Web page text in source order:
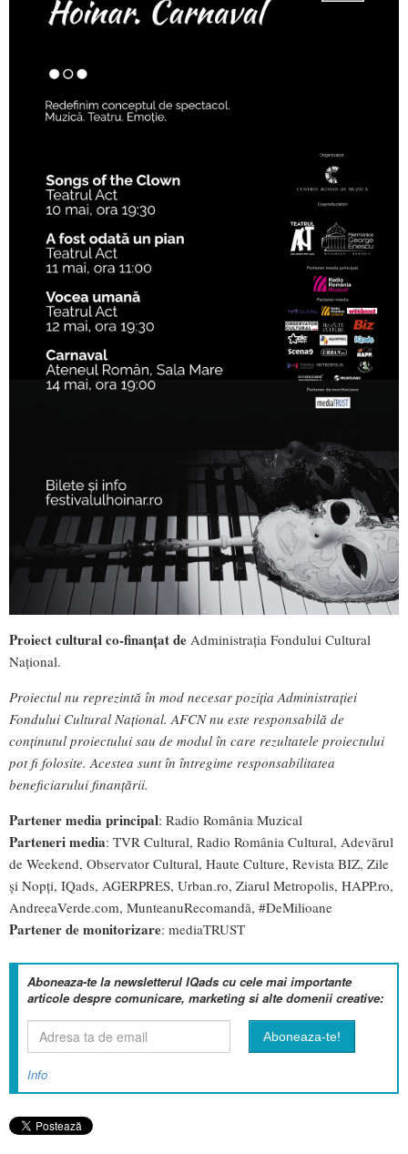
Proiect cultural co-finanţat de Administraţia Fondului Cultural
Naţional.
Proiectul nu reprezintă în mod necesar poziţia Administrației
Fondului Cultural Național. AFCN nu este responsabilă de
conținutul proiectului sau de modul în care rezultatele proiectului
pot fi folosite. Acestea sunt în întregime responsabilitatea
beneficiarului finanțării.
Partener media principal: Radio România Muzical
Parteneri media: TVR Cultural, Radio România Cultural, Adevărul
de Weekend, Observator Cultural, Haute Culture, Revista BIZ, Zile
și Nopți, IQads, AGERPRES, Urban.ro, Ziarul Metropolis, HAPP.ro,
AndreeaVerde.com, MunteanuRecomandă, #DeMilioane
Partener de monitorizare: mediaTRUST
Aboneaza-te la newsletterul IQads cu cele mai importante
articole despre comunicare, marketing si alte domenii creative:
Info